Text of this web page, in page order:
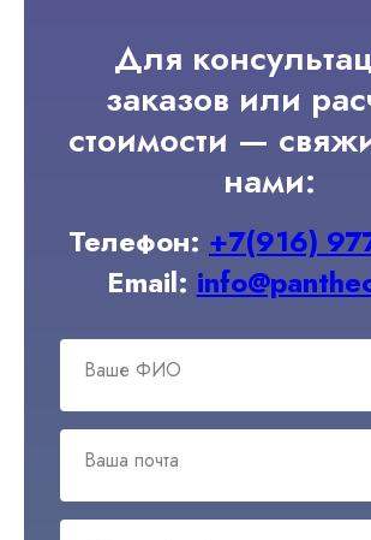
Для
заказов или
стоимости —
нами:
Телефон: +7(916)
Email:
Ваше ФИО
Ваша почта